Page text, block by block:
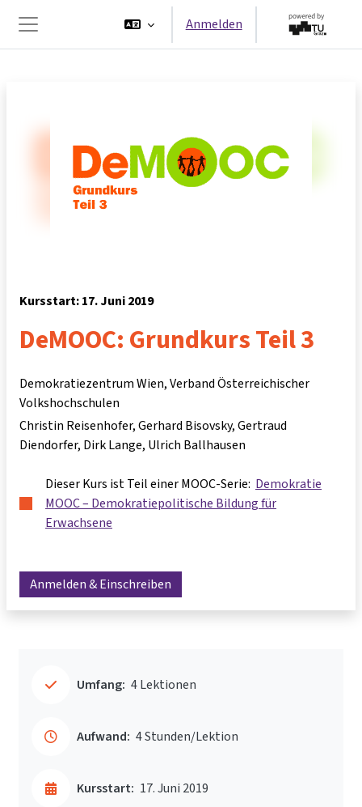
Website-Übersicht
Anmelden
Kursstart: 17. Juni 2019
DeMOOC: Grundkurs Teil 3
Demokratiezentrum Wien, Verband Österreichischer
Volkshochschulen
Christin Reisenhofer Gerhard Bisovsky Gertraud
Diendorfer Dirk Lange Ulrich Ballhausen
Dieser Kurs ist Teil einer MOOC-Serie: Demokratie
MOOC – Demokratiepolitische Bildung für
Erwachsene
Anmelden & Einschreiben
Umfang: 4 Lektionen
Aufwand: 4 Stunden/Lektion
Kursstart: 17. Juni 2019